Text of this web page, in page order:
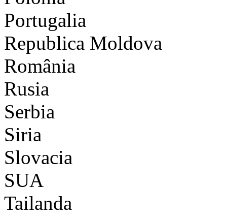
Portugalia
Republica Moldova
România
Rusia
Serbia
Siria
Slovacia
SUA
Tailanda